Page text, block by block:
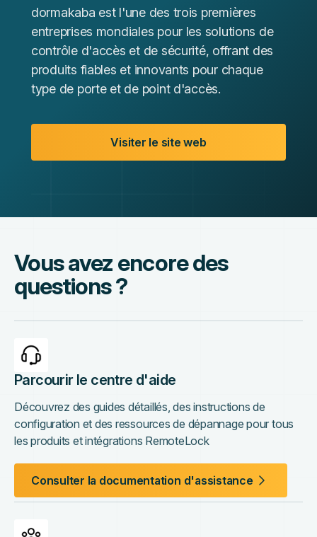
dormakaba est l'une des trois premières
entreprises mondiales pour les solutions de
contrôle d'accès et de sécurité, offrant des
produits fiables et innovants pour chaque
type de porte et de point d'accès.
Visiter le site web
Vous avez encore des
questions ?
Parcourir le centre d'aide
Découvrez des guides détaillés, des instructions de
configuration et des ressources de dépannage pour tous
les produits et intégrations RemoteLock
Consulter la documentation d'assistance